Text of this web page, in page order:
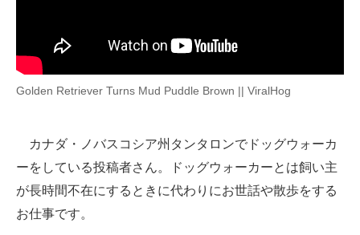
企業ITのトレンドを詳説
ITエンジニア向け専門サイト
企業向けIT製品の総合サイト
IT製品の技術・比較・事例
Golden Retriever Turns Mud Puddle Brown || ViralHog
カナダ・ノバスコシア州タンタロンでドッグウォーカ
ーをしている投稿者さん。ドッグウォーカーとは飼い主
が長時間不在にするときに代わりにお世話や散歩をする
お仕事です。